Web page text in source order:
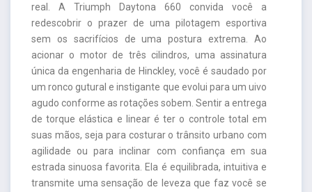
real. A Triumph Daytona 660 convida você a
redescobrir o prazer de uma pilotagem esportiva
sem os sacrifícios de uma postura extrema. Ao
acionar o motor de três cilindros, uma assinatura
única da engenharia de Hinckley, você é saudado por
um ronco gutural e instigante que evolui para um uivo
agudo conforme as rotações sobem. Sentir a entrega
de torque elástica e linear é ter o controle total em
suas mãos, seja para costurar o trânsito urbano com
agilidade ou para inclinar com confiança em sua
estrada sinuosa favorita. Ela é equilibrada, intuitiva e
transmite uma sensação de leveza que faz você se